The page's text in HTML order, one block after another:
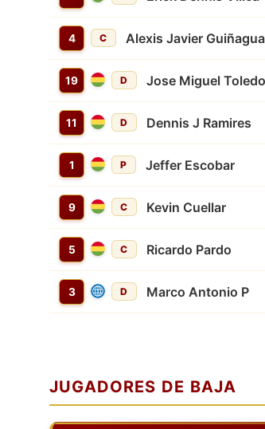
4 C Alexis Javier
19 D Jose Miguel Toledo
11 D Dennis J Ramires
1 P Jeffer Escobar
9 C Kevin Cuellar
5 C Ricardo Pardo
3 D Marco Antonio P
JUGADORES DE BAJA